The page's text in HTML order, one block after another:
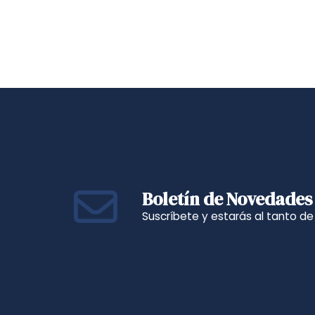
Boletín de Novedades
Suscríbete y estarás al tanto